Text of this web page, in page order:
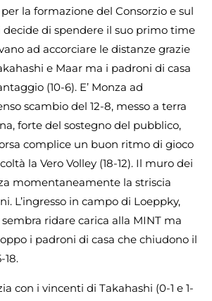
la formazione del Consorzio e sul
decide di spendere il suo primo time
ad accorciare le distanze grazie
e Maar ma i padroni di casa
(10-6). E’ Monza ad
scambio del 12-8, messo a terra
forte del sostegno del pubblico,
complice un buon ritmo di gioco
la Vero Volley (18-12). Il muro dei
momentaneamente la striscia
L’ingresso in campo di Loeppky,
ridare carica alla MINT ma
i padroni di casa che chiudono il
18.
con i vincenti di Takahashi (0-1 e 1-